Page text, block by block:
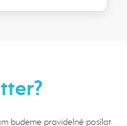
budeme pravidelně posílat